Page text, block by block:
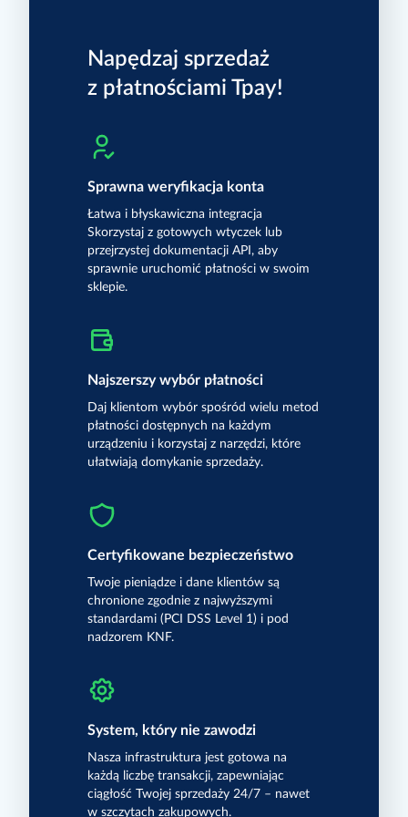
Napędzaj sprzedaż
z płatnościami Tpay!
Sprawna weryfikacja konta
Łatwa i błyskawiczna integracja
Skorzystaj z gotowych wtyczek lub
przejrzystej dokumentacji API, aby
sprawnie uruchomić płatności w swoim
sklepie.
Najszerszy wybór płatności
Daj klientom wybór spośród wielu metod
płatności dostępnych na każdym
urządzeniu i korzystaj z narzędzi, które
ułatwiają domykanie sprzedaży.
Certyfikowane bezpieczeństwo
Twoje pieniądze i dane klientów są
chronione zgodnie z najwyższymi
standardami (PCI DSS Level 1) i pod
nadzorem KNF.
System, który nie zawodzi
Nasza infrastruktura jest gotowa na
każdą liczbę transakcji, zapewniając
ciągłość Twojej sprzedaży 24/7 – nawet
w szczytach zakupowych.
SMS
Telefon